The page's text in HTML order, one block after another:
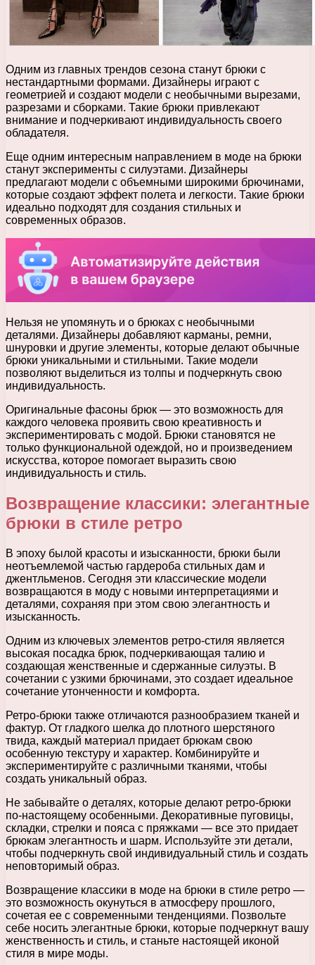
Одним из главных трендов сезона станут брюки с
нестандартными формами. Дизайнеры играют с
геометрией и создают модели с необычными вырезами,
разрезами и сборками. Такие брюки привлекают
внимание и подчеркивают индивидуальность своего
обладателя.
Еще одним интересным направлением в моде на брюки
станут эксперименты с силуэтами. Дизайнеры
предлагают модели с объемными широкими брючинами,
которые создают эффект полета и легкости. Такие брюки
идеально подходят для создания стильных и
современных образов.
Нельзя не упомянуть и о брюках с необычными
деталями. Дизайнеры добавляют карманы, ремни,
шнуровки и другие элементы, которые делают обычные
брюки уникальными и стильными. Такие модели
позволяют выделиться из толпы и подчеркнуть свою
индивидуальность.
Оригинальные фасоны брюк — это возможность для
каждого человека проявить свою креативность и
экспериментировать с модой. Брюки становятся не
только функциональной одеждой, но и произведением
искусства, которое помогает выразить свою
индивидуальность и стиль.
Возвращение классики: элегантные
брюки в стиле ретро
В эпоху былой красоты и изысканности, брюки были
неотъемлемой частью гардероба стильных дам и
джентльменов. Сегодня эти классические модели
возвращаются в моду с новыми интерпретациями и
деталями, сохраняя при этом свою элегантность и
изысканность.
Одним из ключевых элементов ретро-стиля является
высокая посадка брюк, подчеркивающая талию и
создающая женственные и сдержанные силуэты. В
сочетании с узкими брючинами, это создает идеальное
сочетание утонченности и комфорта.
Ретро-брюки также отличаются разнообразием тканей и
фактур. От гладкого шелка до плотного шерстяного
твида, каждый материал придает брюкам свою
особенную текстуру и характер. Комбинируйте и
экспериментируйте с различными тканями, чтобы
создать уникальный образ.
Не забывайте о деталях, которые делают ретро-брюки
по-настоящему особенными. Декоративные пуговицы,
складки, стрелки и пояса с пряжками — все это придает
брюкам элегантность и шарм. Используйте эти детали,
чтобы подчеркнуть свой индивидуальный стиль и создать
неповторимый образ.
Возвращение классики в моде на брюки в стиле ретро —
это возможность окунуться в атмосферу прошлого,
сочетая ее с современными тенденциями. Позвольте
себе носить элегантные брюки, которые подчеркнут вашу
женственность и стиль, и станьте настоящей иконой
стиля в мире моды.